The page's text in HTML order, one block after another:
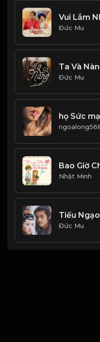
Đức Mu
Ta Và
Đức Mu
Bao Giờ
Nhật Minh
Đức Mu